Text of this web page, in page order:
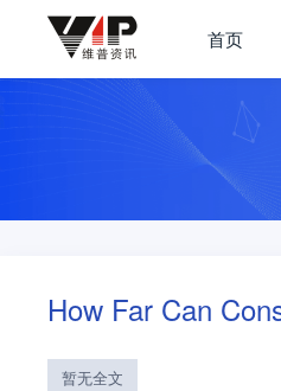
首页
How Far Can
暂无全文